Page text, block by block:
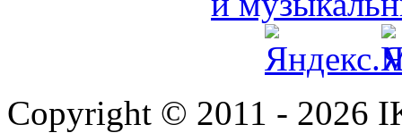
Copyright © 2011 - 2026